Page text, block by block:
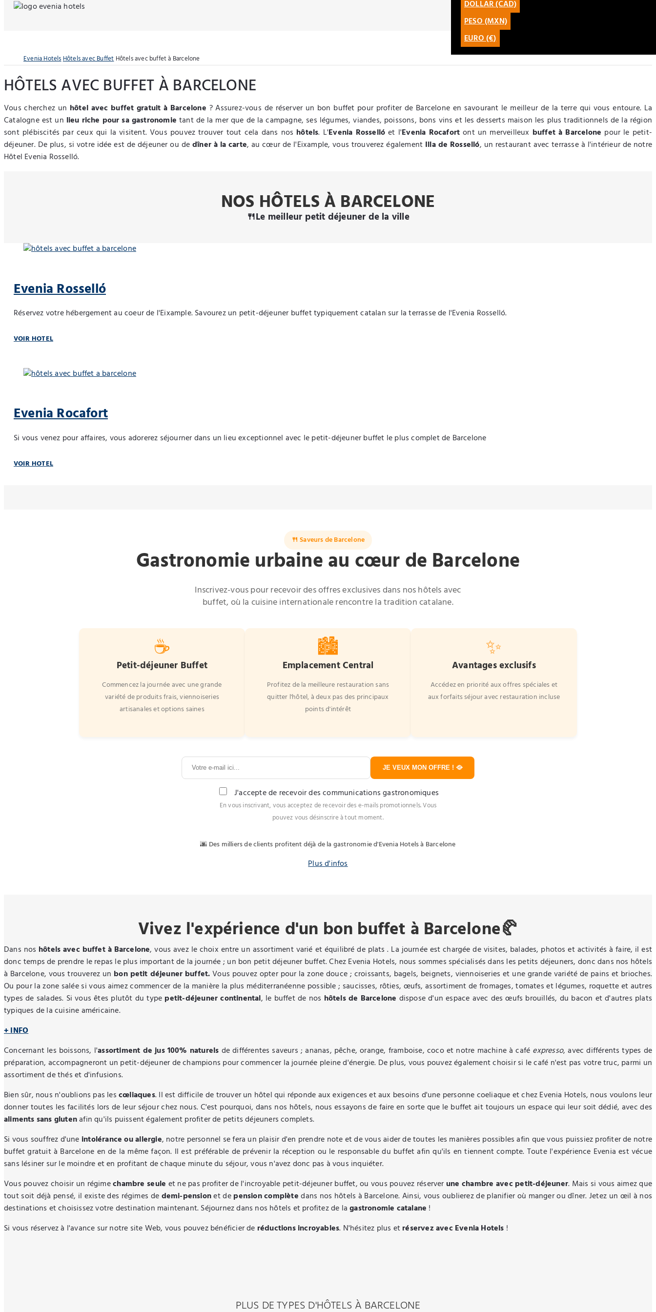
CATALÀ
LATAM
DOLLAR (CAD)
PESO (MXN)
EURO (€)
Evenia HotelsHôtels avec Buffet Hôtels avec buffet à Barcelone
HÔTELS AVEC BUFFET À BARCELONE
Vous cherchez un hôtel avec buffet gratuit à Barcelone ? Assurez-vous de réserver un bon buffet pour profiter de Barcelone en savourant le meilleur de la terre qui vous entoure. La
Catalogne est un lieu riche pour sa gastronomie tant de la mer que de la campagne, ses légumes, viandes, poissons, bons vins et les desserts maison les plus traditionnels de la région
sont plébiscités par ceux qui la visitent. Vous pouvez trouver tout cela dans nos hôtels. L'Evenia Rosselló et l'Evenia Rocafortont un merveilleux buffet à Barcelone pour le petit-
déjeuner. De plus, si votre idée est de déjeuner ou dedîner à la carte, au cœur de l'Eixample, vous trouverez également Illa de Rosselló, un restaurant avec terrasse à l'intérieur de notre
Hôtel Evenia Rosselló.
NOS HÔTELS À BARCELONE
🍴Le meilleur petit déjeuner de la ville
Evenia Rosselló
Réservez votre hébergement au coeur de l'Eixample. Savourez un petit-déjeuner buffet typiquement catalan sur la terrasse de l'Evenia Rosselló.
VOIR HOTEL
Evenia Rocafort
Si vous venez pour affaires, vous adorerez séjourner dans un lieu exceptionnel avec le petit-déjeuner buffet le plus complet de Barcelone
VOIR HOTEL
🍴 Saveurs de Barcelone
Gastronomie urbaine au cœur de Barcelone
Inscrivez-vous pour recevoir des offres exclusives dans nos hôtels avec
buffet, où la cuisine internationale rencontre la tradition catalane.
☕
Petit-déjeuner Buffet
Commencez la journée avec une grande
variété de produits frais, viennoiseries
artisanales et options saines
🏙️
Emplacement Central
Profitez de la meilleure restauration sans
quitter l'hôtel, à deux pas des principaux
points d'intérêt
✨
Avantages exclusifs
Accédez en priorité aux offres spéciales et
aux forfaits séjour avec restauration incluse
JE VEUX MON OFFRE ! 🥘
J'accepte de recevoir des communications gastronomiques
En vous inscrivant, vous acceptez de recevoir des e-mails promotionnels. Vous
pouvez vous désinscrire à tout moment.
🌆 Des milliers de clients profitent déjà de la gastronomie d'Evenia Hotels à Barcelone
Plus d'infos
Vivez l'expérience d'un bon buffet à Barcelone🥐
Dans nos hôtels avec buffet à Barcelone, vous avez le choix entre un assortiment varié et équilibré de plats . La journée est chargée de visites, balades, photos et activités à faire, il est
donc temps de prendre le repas le plus important de la journée ; un bon petit déjeuner buffet. Chez Evenia Hotels, nous sommes spécialisés dans les petits déjeuners, donc dans nos hôtels
à Barcelone, vous trouverez un bon petit déjeuner buffet.Vous pouvez opter pour la zone douce ; croissants, bagels, beignets, viennoiseries et une grande variété de pains et brioches.
Ou pour la zone salée si vous aimez commencer de la manière la plus méditerranéenne possible ; saucisses, rôties, œufs, assortiment de fromages, tomates et légumes, roquette et autres
types de salades. Si vous êtes plutôt du type petit-déjeuner continental, le buffet de nos hôtels de Barcelone dispose d'un espace avec des œufs brouillés, du bacon et d'autres plats
typiques de la cuisine américaine.
+ INFO
Concernant les boissons, l'assortiment de jus 100% naturels de différentes saveurs ; ananas, pêche, orange, framboise, coco et notre machine à café expresso, avec différents types de
préparation, accompagneront un petit-déjeuner de champions pour commencer la journée pleine d'énergie. De plus, vous pouvez également choisir si le café n'est pas votre truc, parmi un
assortiment de thés et d'infusions.
Bien sûr, nous n'oublions pas lescœliaques. Il est difficile de trouver un hôtel qui réponde aux exigences et aux besoins d'une personne coeliaque et chez Evenia Hotels, nous voulons leur
donner toutes les facilités lors de leur séjour chez nous. C'est pourquoi, dans nos hôtels, nous essayons de faire en sorte que le buffet ait toujours un espace qui leur soit dédié, avec des
aliments sans glutenafin qu'ils puissent également profiter de petits déjeuners complets.
Si vous souffrez d'une intolérance ou allergie, notre personnel se fera un plaisir d'en prendre note et de vous aider de toutes les manières possibles afin que vous puissiez profiter de notre
buffet gratuit à Barcelone en de la même façon. Il est préférable de prévenir la réception ou le responsable du buffet afin qu'ils en tiennent compte. Toute l'expérience Evenia est vécue
sans lésiner sur le moindre et en profitant de chaque minute du séjour, vous n'avez donc pas à vous inquiéter.
Vous pouvez choisir un régimechambre seule et ne pas profiter de l'incroyable petit-déjeuner buffet, ou vous pouvez réserverune chambre avec petit-déjeuner. Mais si vous aimez que
tout soit déjà pensé, il existe des régimes dedemi-pensionet depension complètedans nos hôtels à Barcelone. Ainsi, vous oublierez de planifier où manger ou dîner. Jetez un œil à nos
destinations et choisissez votre destination maintenant. Séjournez dans nos hôtels et profitez de lagastronomie catalane !
Si vous réservez à l'avance sur notre site Web, vous pouvez bénéficier de réductions incroyables. N'hésitez plus etréservez avec Evenia Hotels !
PLUS DE TYPES D'HÔTELS À BARCELONE